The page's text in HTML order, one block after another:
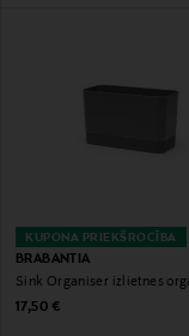
KUPONA PRIEKŠROCĪBA
BRABANTIA
Sink Organiser izlietnes
Original Price
17,50 €